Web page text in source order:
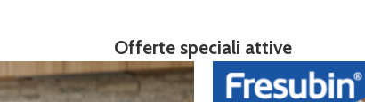
Offerte speciali attive